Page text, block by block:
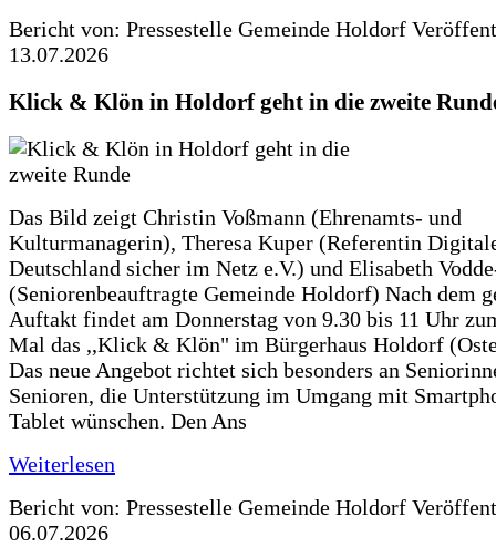
Bericht von: Pressestelle Gemeinde Holdorf
13.07.2026
Klick & Klön in Holdorf geht in die zweite
Das Bild zeigt Christin Voßmann (Ehrenamts- und
Kulturmanagerin), Theresa Kuper (Referentin
Deutschland sicher im Netz e.V.) und Elisabeth
(Seniorenbeauftragte Gemeinde Holdorf) Nach dem
Auftakt findet am Donnerstag von 9.30 bis 11 Uhr
Mal das ,,Klick & Klön" im Bürgerhaus Holdorf
Das neue Angebot richtet sich besonders an
Senioren, die Unterstützung im Umgang mit
Tablet wünschen. Den Ans
Weiterlesen
Bericht von: Pressestelle Gemeinde Holdorf
06.07.2026